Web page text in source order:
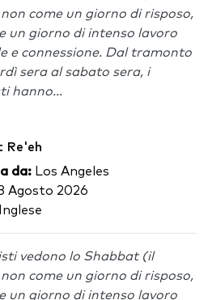
come un giorno di risposo,
un giorno di intenso lavoro
e connessione. Dal tramonto
sera al sabato sera, i
hanno...
Re'eh
da: Los Angeles
Agosto 2026
Inglese
vedono lo Shabbat (il
come un giorno di risposo,
un giorno di intenso lavoro